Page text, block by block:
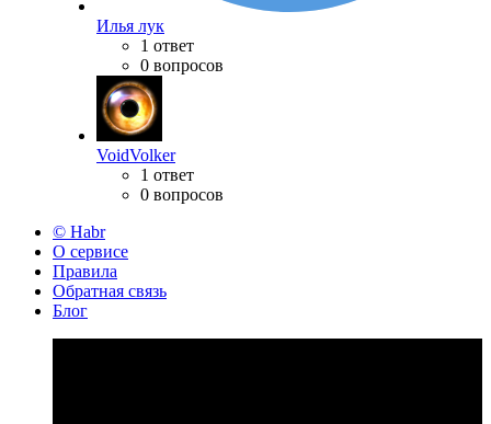
Илья лук
1 ответ
0 вопросов
VoidVolker
1 ответ
0 вопросов
© Habr
О сервисе
Правила
Обратная связь
Блог